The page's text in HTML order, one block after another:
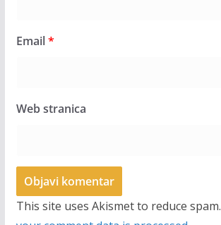
Email*
Web stranica
This site uses Akismet to reduce spam.